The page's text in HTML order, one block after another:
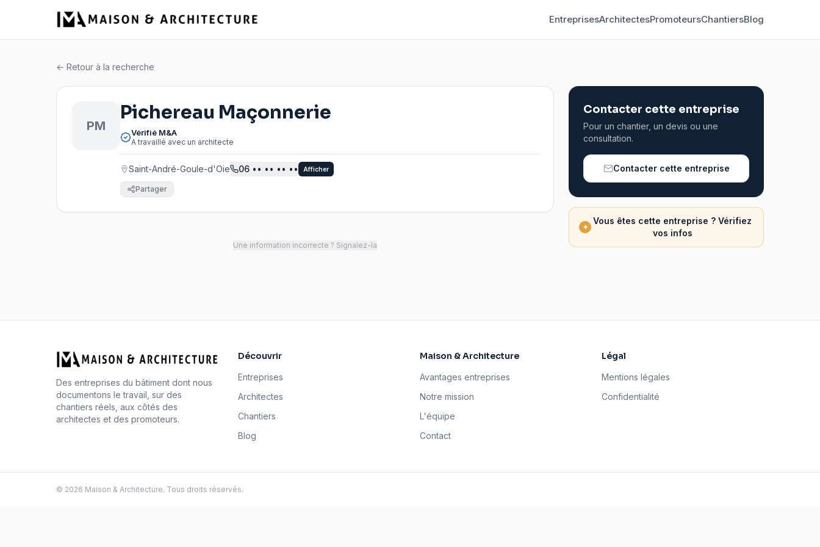
EntreprisesArchitectesPromoteursChantiersBlog
← Retour à la recherche
PM
Pichereau Maçonnerie
Vérifié M&A
A travaillé avec un architecte
Saint-André-Goule-d'Oie 06 •• •• •• •• Afficher
Partager
Une information incorrecte ? Signalez-la
Contacter cette entreprise
Pour un chantier, un devis ou une
consultation.
Contacter cette entreprise
✦
Vous êtes cette entreprise ? Vérifiez
vos infos
Des entreprises du bâtiment dont nous
documentons le travail, sur des
chantiers réels, aux côtés des
architectes et des promoteurs.
Découvrir
Entreprises
Architectes
Chantiers
Blog
Maison & Architecture
Avantages entreprises
Notre mission
L'équipe
Contact
Légal
Mentions légales
Confidentialité
© 2026 Maison & Architecture. Tous droits réservés.